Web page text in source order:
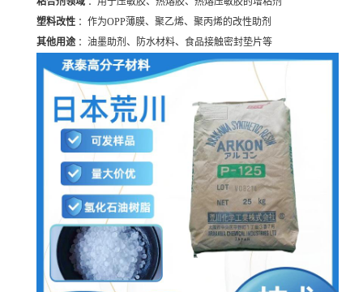
塑料改性 ：作为OPP薄膜、聚乙烯、聚丙烯的改性助剂
其他用途 ：油墨助剂、防水材料、食品接触密封垫片等